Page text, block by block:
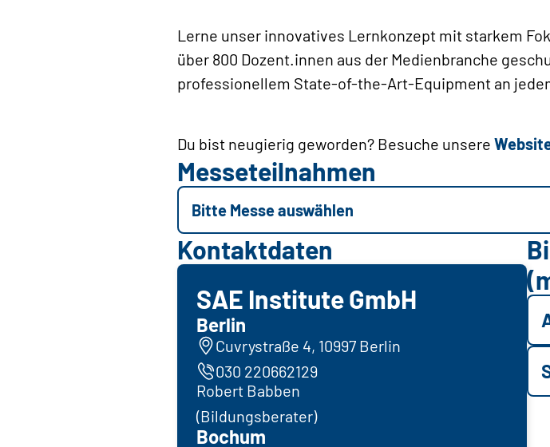
Lerne unser innovatives Lernkonzept mit starkem
über 800 Dozent.innen aus der Medienbranche
professionellem State-of-the-Art-Equipment an
Du bist neugierig geworden? Besuche unsere
Messeteilnahmen
Bitte Messe auswählen
Kontaktdaten
SAE Institute GmbH
Berlin
Cuvrystraße 4, 10997 Berlin
030 220662129
Robert Babben
(Bildungsberater)
Bochum